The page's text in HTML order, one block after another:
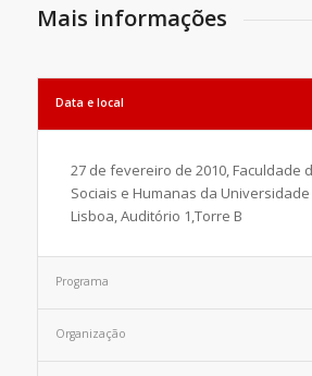
Mais informações
Data e local
27 de fevereiro de 2010, Faculdade
Sociais e Humanas da
Lisboa, Auditório 1,Torre B
Programa
Organização